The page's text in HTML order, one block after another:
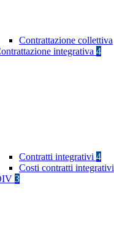
Contrattazione collettiva
integrativa 4
Contratti integrativi 4
Costi contratti integrativi
3